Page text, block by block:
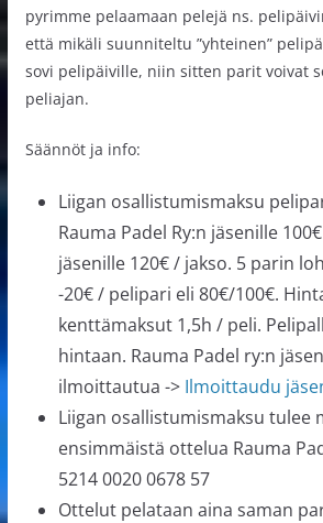
pyrimme pelaamaan pelejä ns.
että mikäli suunniteltu ”yhteinen”
sovi pelipäiville, niin sitten parit voivat
peliajan.
Säännöt ja info:
Liigan osallistumismaksu
Rauma Padel Ry:n jäsenille
jäsenille 120€ / jakso. 5 parin
-20€ / pelipari eli 80€/100€.
kenttämaksut 1,5h / peli.
hintaan. Rauma Padel ry:n
ilmoittautua -> Ilmoittaudu
Liigan osallistumismaksu tulee
ensimmäistä ottelua Rauma
5214 0020 0678 57
Ottelut pelataan aina saman